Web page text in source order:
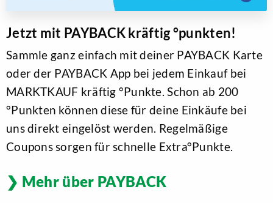
Jetzt mit PAYBACK kräftig °punkten!
Sammle ganz einfach mit deiner PAYBACK Karte
oder der PAYBACK App bei jedem Einkauf bei
MARKTKAUF kräftig °Punkte. Schon ab 200
°Punkten können diese für deine Einkäufe bei
uns direkt eingelöst werden. Regelmäßige
Coupons sorgen für schnelle Extra°Punkte.
Mehr über PAYBACK